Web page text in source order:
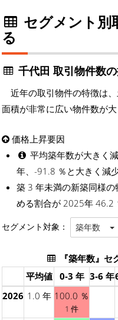
セグメント別
る
千代田 取引物件数
近年の取引物件の特徴は
面積が非常に広い物件数が大
価格上昇要因
平均築年数が大きく
年、-91.8 ％と大きく減
築 3 年未満の新築同様
める割合が 2025年
セグメント対象： 築年数
『築年数』セ
平均値
0-3 年 3-6 年
2026 1.0 年 100.0 ％
1 件